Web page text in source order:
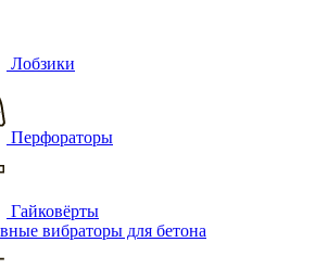
Лобзики
Перфораторы
Гайковёрты
вибраторы для бетона